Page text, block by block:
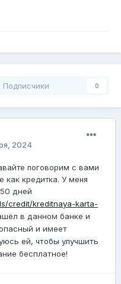
Подписчики 0
2024
поговорим с вами
как кредитка. У меня
дней
credit/kreditnaya-karta-
в данном банке и
и имеет
ей, чтобы улучшить
бесплатное!